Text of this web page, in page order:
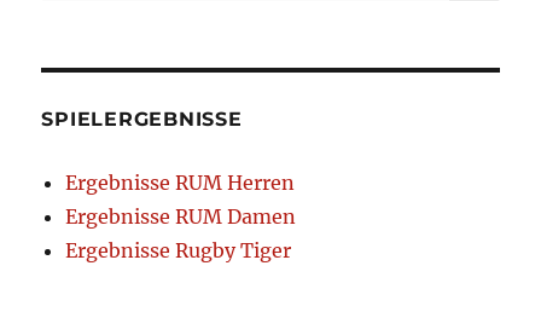
SPIELERGEBNISSE
Ergebnisse RUM Herren
Ergebnisse RUM Damen
Ergebnisse Rugby Tiger